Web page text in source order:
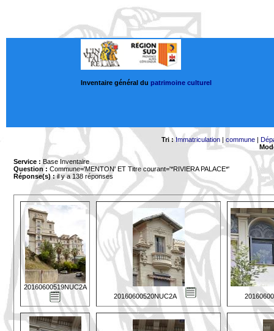
Inventaire général du patrimoine culturel
Tri : Immatriculation |commune |
Service : Base Inventaire
Question : Commune='MENTON' ET Titre courant='*RIVIERA PALACE*'
Réponse(s) :il y a 138 réponses
20160600519NUC2A
20160600520NUC2A